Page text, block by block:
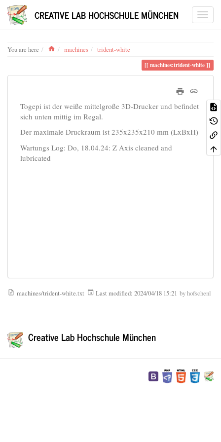
CREATIVE LAB HOCHSCHULE MÜNCHEN
You are here Homemachines trident-white
machines:trident-white
Togepi ist der weiße mittelgroße 3D-Drucker und befindet
sich unten mittig im Regal.
Der maximale Druckraum ist 235x235x210 mm (LxBxH)
Wartungs Log: Do, 18.04.24: Z Axis cleaned and
lubricated
machines/trident-white.txt Last modified: 2024/04/18 15:21 byhofschenl
Creative Lab Hochschule München